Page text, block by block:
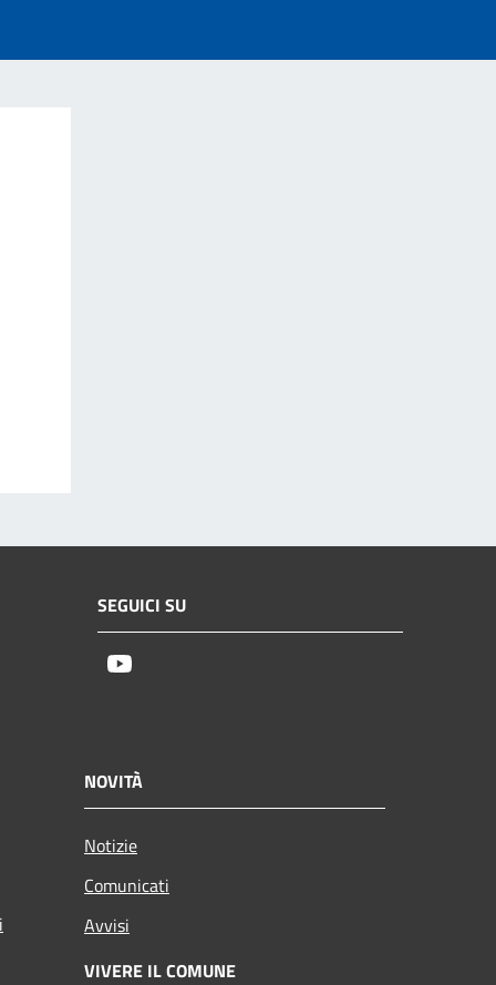
SEGUICI SU
NOVITÀ
Notizie
Comunicati
Avvisi
VIVERE IL COMUNE